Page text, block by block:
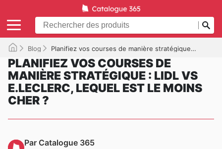
Blog Planifiez vos courses de manière stratégique : Lidl vs E.Leclerc, Lequel est le moins cher ?
PLANIFIEZ VOS COURSES DE
MANIÈRE STRATÉGIQUE : LIDL VS
E.LECLERC, LEQUEL EST LE MOINS
CHER ?
Par Catalogue 365